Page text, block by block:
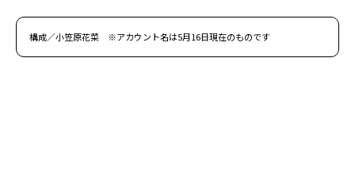
構成／小笠原花菜 ※アカウント名は5月16日現在のものです